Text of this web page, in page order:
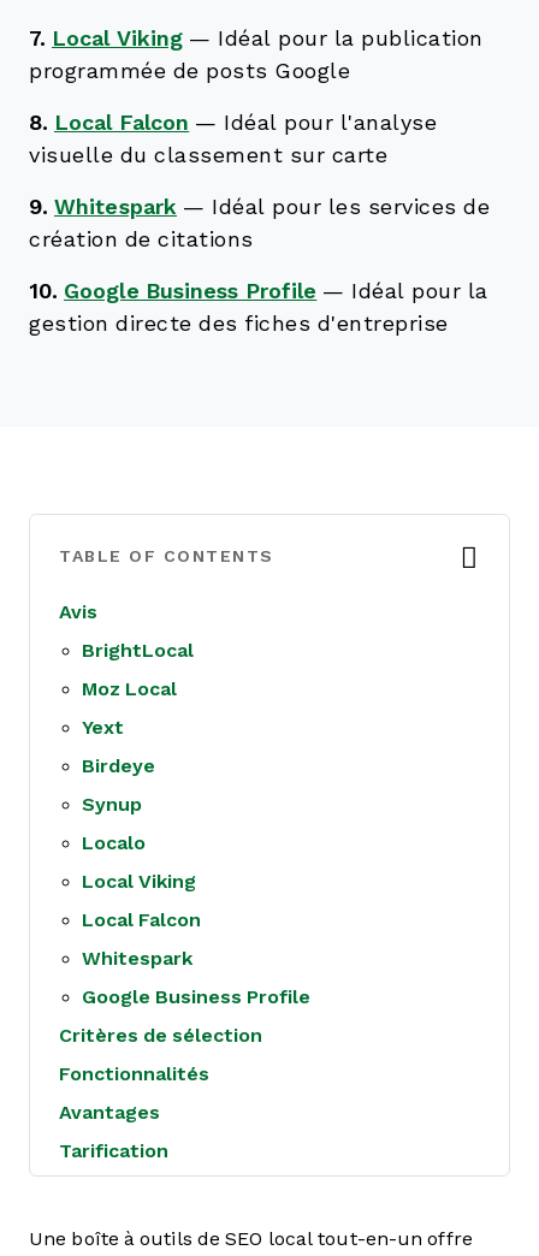
7. Local Viking — Idéal pour la publication
programmée de posts Google
8. Local Falcon — Idéal pour l'analyse
visuelle du classement sur carte
9. Whitespark — Idéal pour les services de
création de citations
10. Google Business Profile — Idéal pour la
gestion directe des fiches d'entreprise
TABLE OF CONTENTS
Avis
BrightLocal
Moz Local
Yext
Birdeye
Synup
Localo
Local Viking
Local Falcon
Whitespark
Google Business Profile
Critères de sélection
Fonctionnalités
Avantages
Tarification
Une boîte à outils de SEO local tout-en-un offre